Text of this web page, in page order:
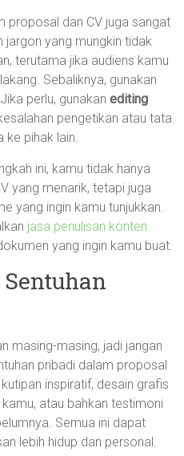
proposal dan CV juga sangat
jargon yang mungkin tidak
terutama jika audiens kamu
Sebaliknya, gunakan
perlu, gunakanediting
pengetikan atau tata
ke pihak lain.
ini, kamu tidak hanya
yang menarik, tetapi juga
yang ingin kamu tunjukkan.
jasa penulisan konten
yang ingin kamu buat.
masing-masing, jadi jangan
pribadi dalam proposal
inspiratif, desain grafis
atau bahkan testimoni
Semua ini dapat
lebih hidup dan personal.